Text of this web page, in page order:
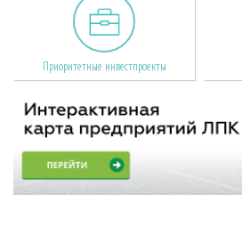
Приоритетные инвестпроекты